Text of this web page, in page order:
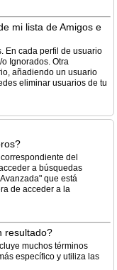
mi lista de Amigos e
En cada perfil de usuario
Ignorados. Otra
añadiendo un usuario
eliminar usuarios de tu
del
a búsquedas
que está
de acceder a la
resultado?
muchos términos
específico y utiliza las